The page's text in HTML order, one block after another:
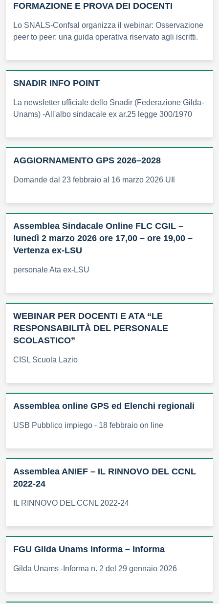
FORMAZIONE E PROVA DEI DOCENTI
Lo SNALS-Confsal organizza il webinar: Osservazione
peer to peer: una guida operativa riservato agli iscritti.
SNADIR INFO POINT
La newsletter ufficiale dello Snadir (Federazione Gilda-
Unams) -All'albo sindacale ex ar.25 legge 300/1970
AGGIORNAMENTO GPS 2026–2028
Domande dal 23 febbraio al 16 marzo 2026 UIl
Assemblea Sindacale Online FLC CGIL –
lunedì 2 marzo 2026 ore 17,00 – ore 19,00 –
Vertenza ex-LSU
personale Ata ex-LSU
WEBINAR PER DOCENTI E ATA “LE
RESPONSABILITÀ DEL PERSONALE
SCOLASTICO”
CISL Scuola Lazio
Assemblea online GPS ed Elenchi regionali
USB Pubblico impiego - 18 febbraio on line
Assemblea ANIEF – IL RINNOVO DEL CCNL
2022-24
IL RINNOVO DEL CCNL 2022-24
FGU Gilda Unams informa – Informa
Gilda Unams -Informa n. 2 del 29 gennaio 2026